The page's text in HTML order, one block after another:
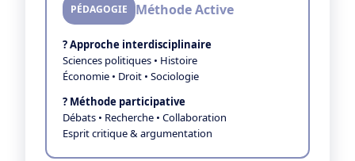
PÉDAGOGIE Méthode Active
? Approche interdisciplinaire
Sciences politiques • Histoire
Économie • Droit • Sociologie
? Méthode participative
Débats • Recherche • Collaboration
Esprit critique & argumentation